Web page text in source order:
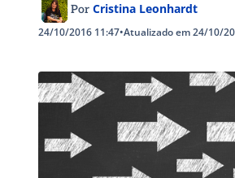
Por Cristina Leonhardt
24/10/2016 11:47•Atualizado em 24/10/